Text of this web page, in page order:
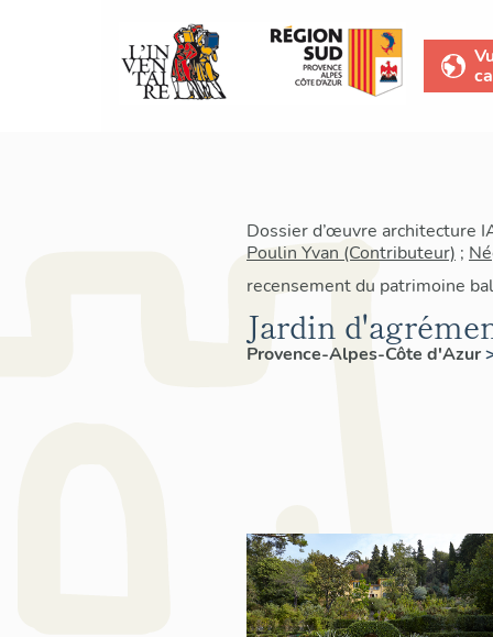
Dossier d’œuvre architecture
Poulin Yvan (Contributeur) ;
recensement du patrimoine
Jardin
Provence-Alpes-Côte d'Azur